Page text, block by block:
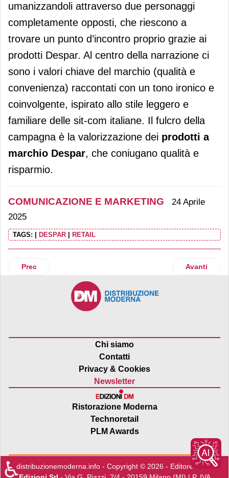
umanizzandoli attraverso due personaggi
completamente opposti, che riescono a
trovare un punto d’incontro proprio grazie ai
prodotti Despar. Al centro della narrazione ci
sono i valori chiave del marchio (qualità e
convenienza) raccontati con un tono ironico e
coinvolgente, ispirato allo stile leggero e
familiare delle sit-com italiane. Il fulcro della
campagna è la valorizzazione dei prodotti a
marchio Despar, che coniugano qualità e
risparmio.
COMUNICAZIONE E MARKETING
24 Aprile
2025
TAGS: DESPAR RETAIL
Articolo precedente: Birra Moretti celebra la spontaneità
Prec Articolo
Avanti
Chi siamo
Contatti
Privacy & Cookies
Newsletter
Ristorazione Moderna
Technoretail
PLM Awards
distribuzionemoderna.info - Copyright © 2026 - Editore:Edra